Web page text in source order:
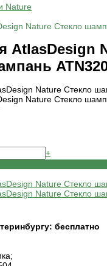
Nature
Nature Стекло
AtlasDesign
Nature Стекло
+
бесплатно